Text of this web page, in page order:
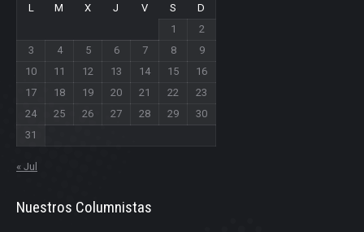
L
M X J V S
D
1
2
3
4 5 6 7 8
9
10
11 12 13 14 15
16
17
18 19 20 21 22
23
24
25 26 27 28 29
30
31
« Jul
Nuestros Columnistas